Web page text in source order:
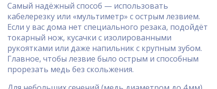
Самый надёжный способ — использовать
кабелерезку или «мультиметр» с острым лезвием.
Если у вас дома нет специального резака, подойдёт
токарный нож, кусачки с изолированными
рукоятками или даже напильник с крупным зубом.
Главное, чтобы лезвие было острым и способным
прорезать медь без скольжения.